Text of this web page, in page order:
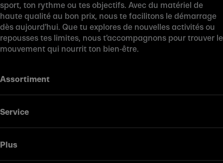
sport, ton rythme ou tes objectifs. Avec du matériel de
haute qualité au bon prix, nous te facilitons le démarrage
dès aujourd’hui. Que tu explores de nouvelles activités ou
repousses tes limites, nous t’accompagnons pour trouver le
mouvement qui nourrit ton bien‑être.
Assortiment
Service
Plus